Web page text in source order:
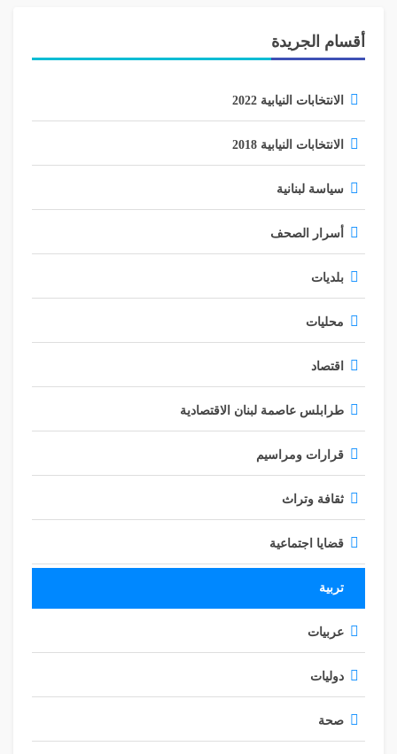
أقسام الجريدة
الانتخابات النيابية 2022
الانتخابات النيابية 2018
سياسة لبنانية
أسرار الصحف
بلديات
محليات
اقتصاد
طرابلس عاصمة لبنان الاقتصادية
قرارات ومراسيم
ثقافة وتراث
قضايا اجتماعية
تربية
عربيات
دوليات
صحة